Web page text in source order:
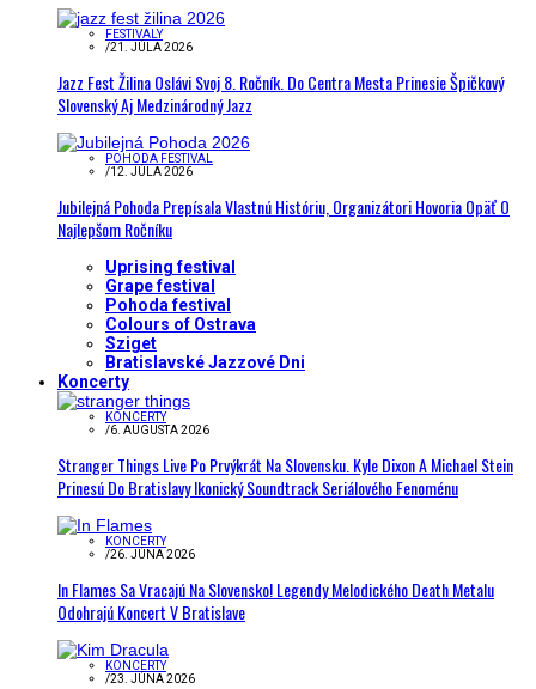
FESTIVALY
/21. JÚLA 2026
Jazz Fest Žilina Oslávi Svoj 8. Ročník. Do Centra Mesta Prinesie Špičkový
Slovenský Aj Medzinárodný Jazz
POHODA FESTIVAL
/12. JÚLA 2026
Jubilejná Pohoda Prepísala Vlastnú Históriu, Organizátori Hovoria Opäť O
Najlepšom Ročníku
Uprising festival
Grape festival
Pohoda festival
Colours of Ostrava
Sziget
Bratislavské Jazzové Dni
Koncerty
KONCERTY
/6. AUGUSTA 2026
Stranger Things Live Po Prvýkrát Na Slovensku. Kyle Dixon A Michael Stein
Prinesú Do Bratislavy Ikonický Soundtrack Seriálového Fenoménu
KONCERTY
/26. JÚNA 2026
In Flames Sa Vracajú Na Slovensko! Legendy Melodického Death Metalu
Odohrajú Koncert V Bratislave
KONCERTY
/23. JÚNA 2026